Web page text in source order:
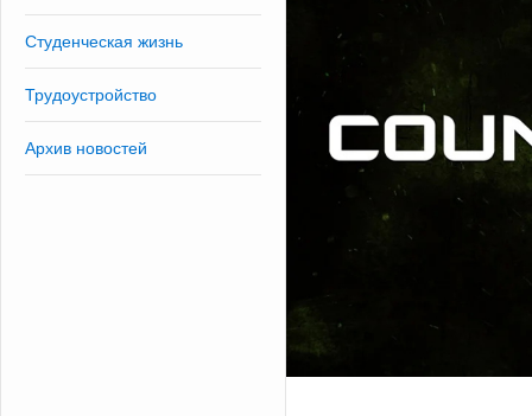
Студенческая жизнь
Трудоустройство
Архив новостей